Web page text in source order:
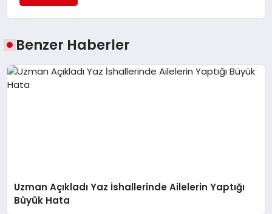
Benzer Haberler
Uzman Açıkladı Yaz İshallerinde Ailelerin Yaptığı
Büyük Hata